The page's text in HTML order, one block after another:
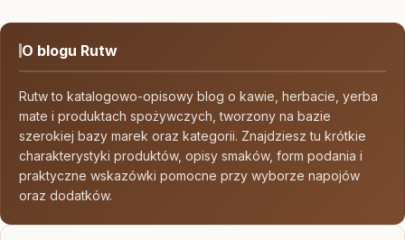
O blogu Rutw
Rutw to katalogowo-opisowy blog o kawie, herbacie, yerba
mate i produktach spożywczych, tworzony na bazie
szerokiej bazy marek oraz kategorii. Znajdziesz tu krótkie
charakterystyki produktów, opisy smaków, form podania i
praktyczne wskazówki pomocne przy wyborze napojów
oraz dodatków.